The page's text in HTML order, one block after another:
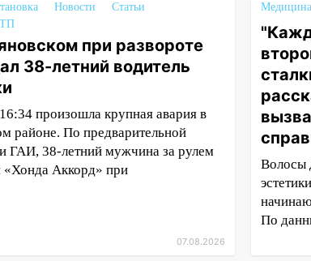
разработают
прибор для
ПЦР
могут
за абонементы
фитнес-клуба
Fitness»
вмешательства
в селах
Новости
Статьи
при развороте
38-летний водитель
произошла крупная авария в
районе. По предварительной
ГАИ, 38-летний мужчина за рулем
«Хонда Аккорд» при
07.08.2026
Медицина
Волосы
По